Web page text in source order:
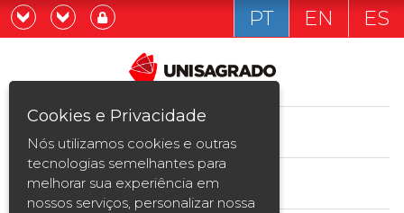
Graduação
Pós-graduação e MBA
Curta Duração
Já sou estudande
Quero ser estudante
PT EN ES
ESTUDE AQUI
Cookies e Privacidade
Nós utilizamos cookies e outras
tecnologias semelhantes para
melhorar sua experiência em
nossos serviços, personalizar nossa